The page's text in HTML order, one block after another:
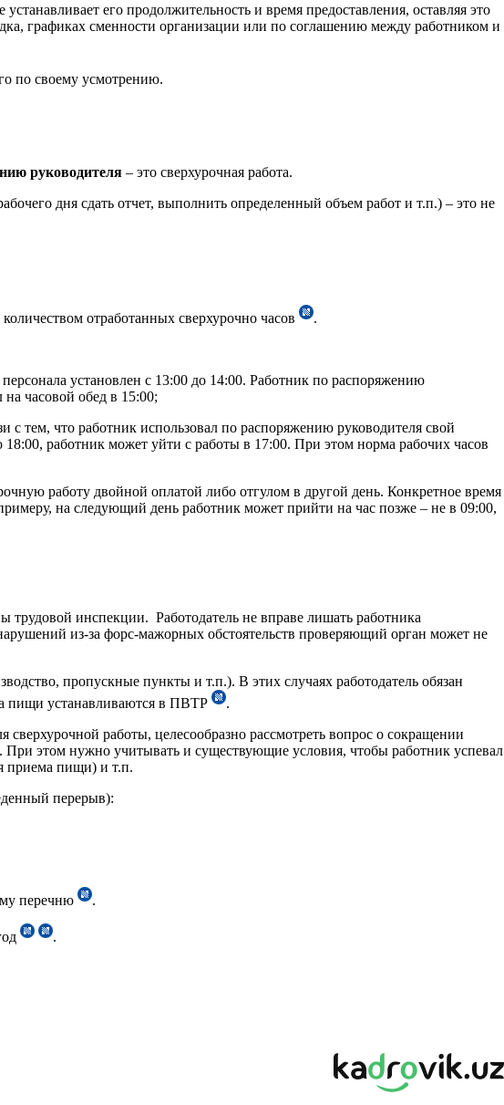
его продолжительность и время предоставления, оставляя это
графиках сменности организации или по соглашению между работником и
по своему усмотрению.
руководителя – это сверхурочная работа.
дня сдать отчет, выполнить определенный объем работ и т.п.) – это не
отработанных сверхурочно часов
.
установлен с 13:00 до 14:00. Работник по распоряжению
часовой обед в 15:00;
с тем, что работник использовал по распоряжению руководителя свой
18:00, работник может уйти с работы в 17:00. При этом норма рабочих часов
работу двойной оплатой либо отгулом в другой день. Конкретное время
на следующий день работник может прийти на час позже – не в 09:00,
трудовой инспекции. Работодатель не вправе лишать работника
из-за форс-мажорных обстоятельств проверяющий орган может не
пропускные пункты и т.п.). В этих случаях работодатель обязан
пищи устанавливаются в ПВТР
.
сверхурочной работы, целесообразно рассмотреть вопрос о сокращении
При этом нужно учитывать и существующие условия, чтобы работник успевал
приема пищи) и т.п.
перерыв):
перечню
.
.